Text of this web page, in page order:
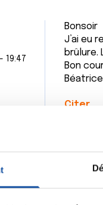
19:47
Bonsoir
J’ai eu
brûlure.
Bon
Béatrice
Citer